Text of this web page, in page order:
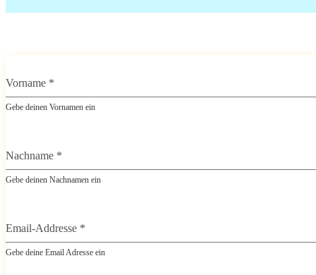
Vorname *
Gebe deinen Vornamen ein
Nachname *
Gebe deinen Nachnamen ein
Email-Addresse *
Gebe deine Email Adresse ein